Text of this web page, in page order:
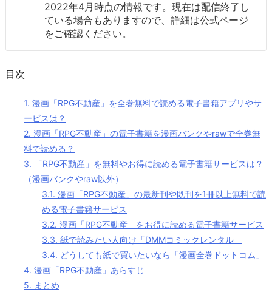
2022年4月時点の情報です。現在は配信終了し
ている場合もありますので、詳細は公式ページ
をご確認ください。
目次
1. 漫画「RPG不動産」を全巻無料で読める電子書籍アプリやサ
ービスは？
2. 漫画「RPG不動産」の電子書籍を漫画バンクやrawで全巻無
料で読める？
3. 「RPG不動産」を無料やお得に読める電子書籍サービスは？
（漫画バンクやraw以外）
3.1. 漫画「RPG不動産」の最新刊や既刊を1冊以上無料で読
める電子書籍サービス
3.2. 漫画「RPG不動産」をお得に読める電子書籍サービス
3.3. 紙で読みたい人向け「DMMコミックレンタル」
3.4. どうしても紙で買いたいなら「漫画全巻ドットコム」
4. 漫画「RPG不動産」あらすじ
5. まとめ